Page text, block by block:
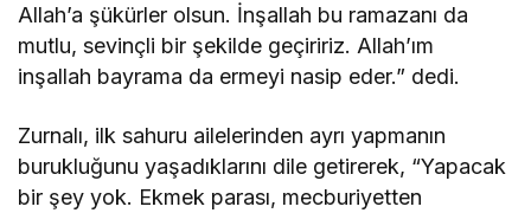
Allah’a şükürler olsun. İnşallah bu ramazanı da
mutlu, sevinçli bir şekilde geçiririz. Allah’ım
inşallah bayrama da ermeyi nasip eder.” dedi.
Zurnalı, ilk sahuru ailelerinden ayrı yapmanın
burukluğunu yaşadıklarını dile getirerek, “Yapacak
bir şey yok. Ekmek parası, mecburiyetten